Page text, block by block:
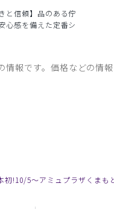
と信頼】品のある佇
心感を備えた定番シ
報です。価格などの情
初!10/5〜アミュプラザくま